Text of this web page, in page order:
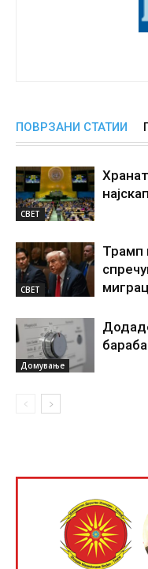
ПОВРЗАНИ СТАТИИ
СВЕТ
СВЕТ
Трамп
Домување